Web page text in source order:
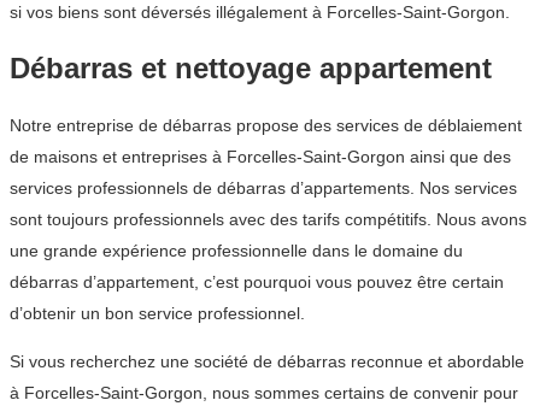
si vos biens sont déversés illégalement à Forcelles-Saint-Gorgon.
Débarras et nettoyage appartement
Notre entreprise de débarras propose des services de déblaiement
de maisons et entreprises à Forcelles-Saint-Gorgon ainsi que des
services professionnels de débarras d’appartements. Nos services
sont toujours professionnels avec des tarifs compétitifs. Nous avons
une grande expérience professionnelle dans le domaine du
débarras d’appartement, c’est pourquoi vous pouvez être certain
d’obtenir un bon service professionnel.
Si vous recherchez une société de débarras reconnue et abordable
à Forcelles-Saint-Gorgon, nous sommes certains de convenir pour